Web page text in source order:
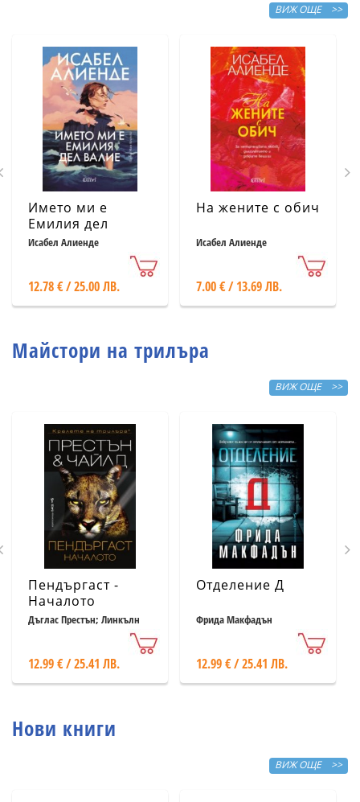
ВИЖ ОЩЕ >>
Името ми е
Емилия дел
Валие
Исабел Алиенде
12.78 € / 25.00 ЛВ.
На жените с обич
Исабел Алиенде
7.00 € / 13.69 ЛВ.
Майстори на трилъра
ВИЖ ОЩЕ >>
Пендъргаст -
Началото
Дъглас Престън; Линкълн
12.99 € / 25.41 ЛВ.
Отделение Д
Фрида Макфадън
12.99 € / 25.41 ЛВ.
Нови книги
ВИЖ ОЩЕ >>